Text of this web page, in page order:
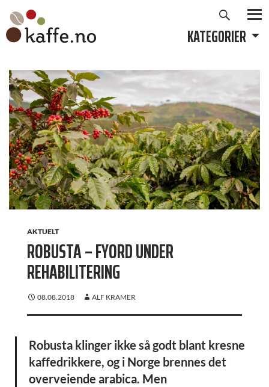
Hopp
innhold
KATEGORIER
AKTUELT
ROBUSTA – FYORD UNDER
REHABILITERING
08.08.2018 ALF KRAMER
Robusta klinger ikke så godt blant kresne
kaffedrikkere, og i Norge brennes det
overveiende arabica. Men